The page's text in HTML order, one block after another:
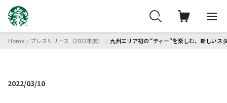
Home プレスリリース（2022年度） 九州エリア初の “ティー”を楽しむ、新しい
2022/03/10